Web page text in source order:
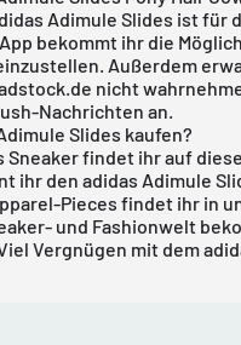
Adimule Slides ist für
bekommt ihr die
Außerdem
nicht
Nachrichten an.
Slides kaufen?
Sneaker findet ihr auf
ihr den adidas Adimule
Pieces findet ihr in
und Fashionwelt
Vergnügen mit dem